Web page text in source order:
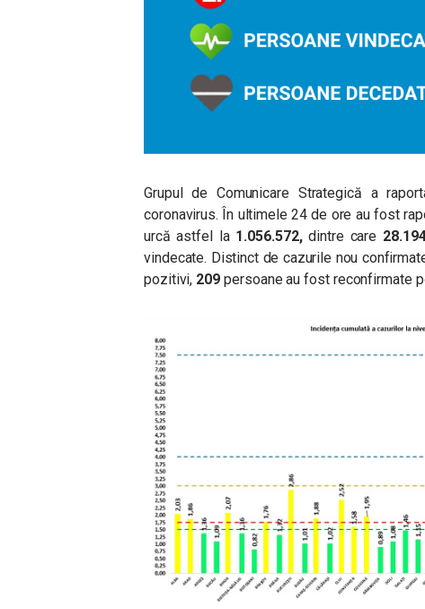
Grupul de Comunicare Strategică a
coronavirus. În ultimele 24 de ore au fost
urcă astfel la1.056.572,dintre care
vindecate. Distinct de cazurile nou
pozitivi, 209 persoane au fost reconfirmate